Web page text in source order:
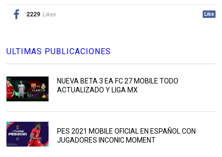
2229 Likes Like
ULTIMAS PUBLICACIONES
NUEVA BETA 3 EA FC 27 MOBILE TODO
ACTUALIZADO Y LIGA MX
PES 2021 MOBILE OFICIAL EN ESPAÑOL CON
JUGADORES INCONIC MOMENT